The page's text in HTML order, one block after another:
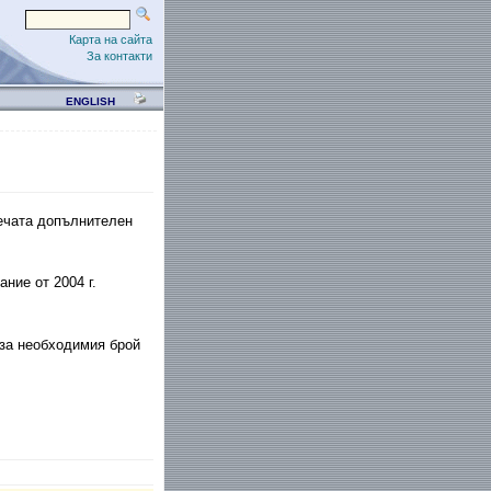
Карта на сайта
За контакти
ENGLISH
допълнителен
от 2004 г.
необходимия брой